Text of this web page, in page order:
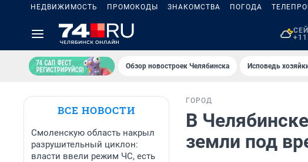
НЕДВИЖИМОСТЬ ПРОМОКОДЫ ЗНАКОМСТВА ПОГОДА
Обзор новостроек Челябинска Исповедь
ВСЕ НОВОСТИ
Смоленскую область накрыл
разрушительный циклон:
власти ввели режим ЧС, есть
ГОРОД
В
земли под